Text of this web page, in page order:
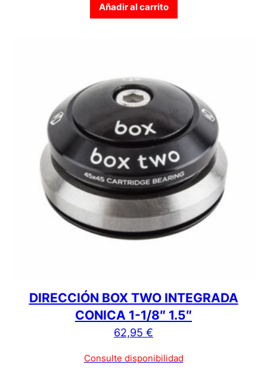
Añadir al carrito
DIRECCIÓN BOX TWO INTEGRADA
CONICA 1-1/8″ 1.5″
62,95 €
Consulte disponibilidad